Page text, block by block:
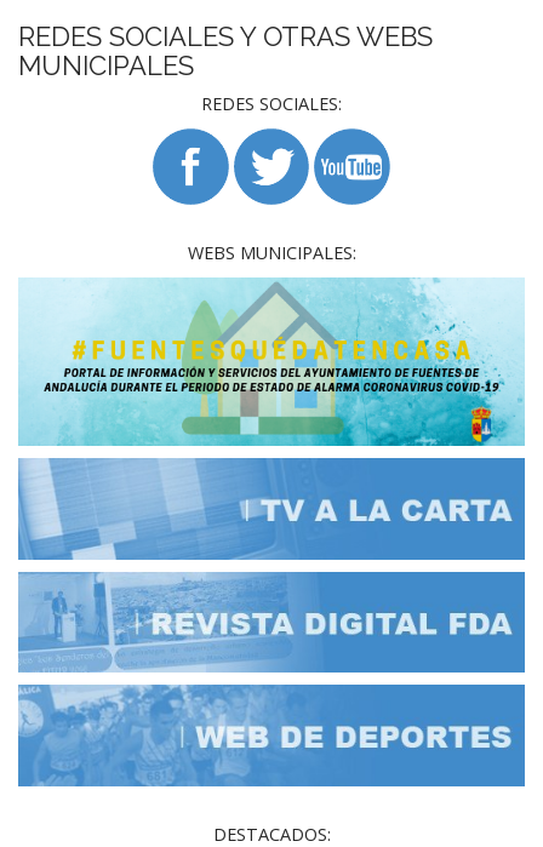
REDES SOCIALES Y OTRAS WEBS
MUNICIPALES
REDES SOCIALES:
WEBS MUNICIPALES:
DESTACADOS: